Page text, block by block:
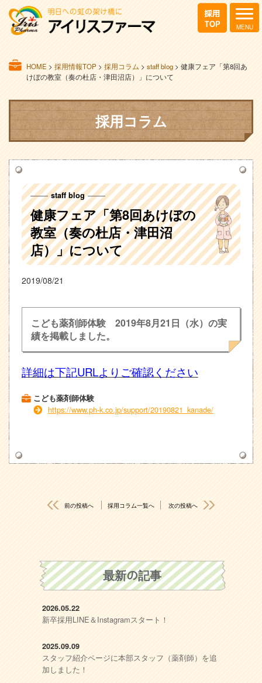
HOME > 採用情報TOP > 採用コラム > staff blog > 健康フェア「第8回あ
けぼの教室（奏の杜店・津田沼店）」について
採用コラム
staff blog
健康フェア「第8回あけぼの
教室（奏の杜店・津田沼
店）」について
2019/08/21
こども薬剤師体験 2019年8月21日（水）の実
績を掲載しました。
詳細は下記URLよりご確認ください
こども薬剤師体験
https://www.ph-k.co.jp/support/20190821_kanade/
前の投稿へ 採用コラム一覧へ 次の投稿へ
最新の記事
2026.05.22
新卒採用LINE＆Instagramスタート！
2025.09.09
スタッフ紹介ページに本部スタッフ（薬剤師）を追
加しました！